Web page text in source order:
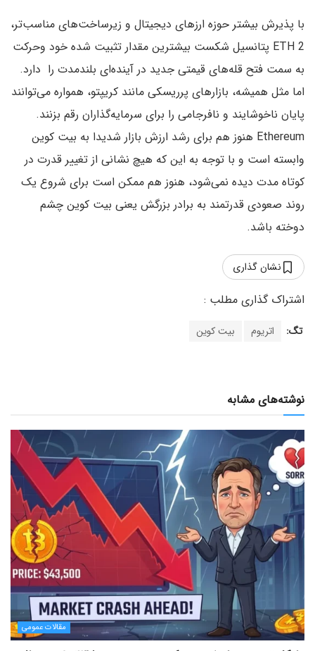
با پذیرش بیشتر حوزه ارزهای دیجیتال و زیرساخت‌های مناسب‌تر،
ETH 2 پتانسیل شکست بیشترین مقدار تثبیت شده خود وحرکت
به سمت فتح قله‌های قیمتی جدید در آینده‌ای بلندمدت را دارد.
اما مثل همیشه، بازارهای پرریسکی مانند کریپتو، همواره می‌توانند
پایان ناخوشایند و نافرجامی را برای سرمایه‌گذاران رقم بزنند.
Ethereum هنوز هم برای رشد ارزش بازار شدیدا به بیت کوین
وابسته است و با توجه به این که هیچ نشانی از تغییر قدرت در
کوتاه مدت دیده نمی‌شود، هنوز هم ممکن است برای شروع یک
روند صعودی قدرتمند به برادر بزرگش یعنی بیت کوین چشم
دوخته باشد.
نشان گذاری
تگ: اتریوم بیت کوین
نوشته‌های مشابه
مقالات عمومی